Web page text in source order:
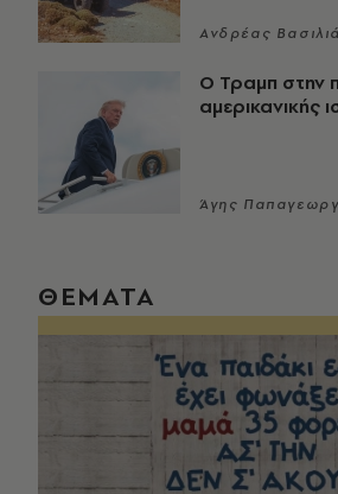
Ανδρέας
Ο Τραμπ στην
αμερικανικής
Άγης
ΘΕΜΑΤΑ